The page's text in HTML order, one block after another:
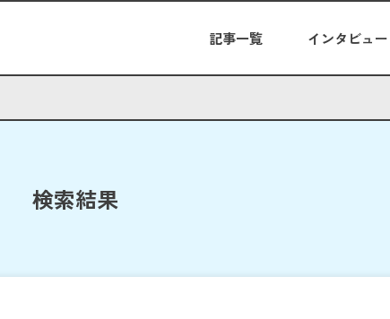
記事一覧 インタビュー
検索結果